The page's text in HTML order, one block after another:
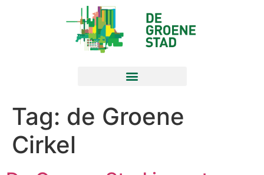
Tag: de Groene
Cirkel